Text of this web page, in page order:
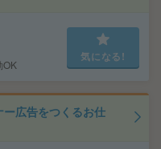
気になる!
ー広告をつくるお仕